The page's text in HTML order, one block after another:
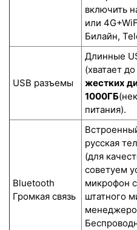
включить
или
Билайн,
USB разъемы
Длинные
(хватает
жестких
1000ГБ
питания).
Bluetooth
Громкая связь
русская
(для
советуем
микрофон
штатного